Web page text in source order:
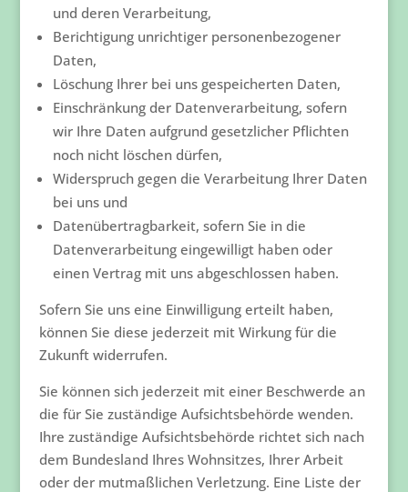
und deren Verarbeitung,
Berichtigung unrichtiger personenbezogener
Daten,
Löschung Ihrer bei uns gespeicherten Daten,
Einschränkung der Datenverarbeitung, sofern
wir Ihre Daten aufgrund gesetzlicher Pflichten
noch nicht löschen dürfen,
Widerspruch gegen die Verarbeitung Ihrer Daten
bei uns und
Datenübertragbarkeit, sofern Sie in die
Datenverarbeitung eingewilligt haben oder
einen Vertrag mit uns abgeschlossen haben.
Sofern Sie uns eine Einwilligung erteilt haben,
können Sie diese jederzeit mit Wirkung für die
Zukunft widerrufen.
Sie können sich jederzeit mit einer Beschwerde an
die für Sie zuständige Aufsichtsbehörde wenden.
Ihre zuständige Aufsichtsbehörde richtet sich nach
dem Bundesland Ihres Wohnsitzes, Ihrer Arbeit
oder der mutmaßlichen Verletzung. Eine Liste der